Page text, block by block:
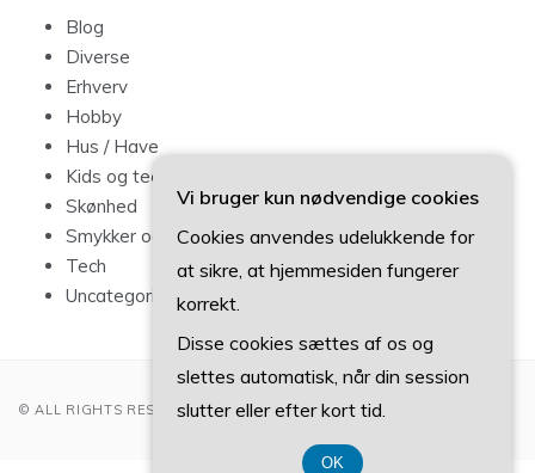
Blog
Diverse
Erhverv
Hobby
Hus / Have
Kids og teens
Skønhed
Smykker og mode
Tech
Uncategorized
© ALL RIGHTS RESERVED 2022
Vi bruger kun nødvendige cookies
Cookies anvendes udelukkende for
at sikre, at hjemmesiden fungerer
korrekt.
Disse cookies sættes af os og
slettes automatisk, når din session
slutter eller efter kort tid.
OK